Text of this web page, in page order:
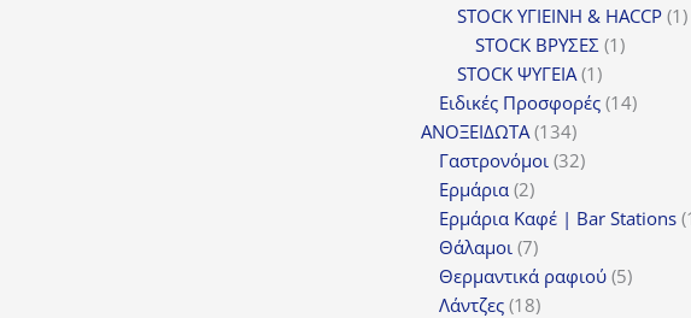
STOCK ΥΓΙΕΙΝΗ & HACCP 11
STOCK ΒΡΥΣΕΣ 11
STOCK ΨΥΓΕΙΑ 11
προϊόν
Ειδικές Προσφορές 1414
ΑΝΟΞΕΙΔΩΤΑ 134134
προϊόντα
Γαστρονόμοι 3232
Ερμάρια 22
προϊόντα
Ερμάρια Καφέ | Bar Stations
Θάλαμοι 77
προϊόντα
Θερμαντικά ραφιού 55
Λάντζες 1818